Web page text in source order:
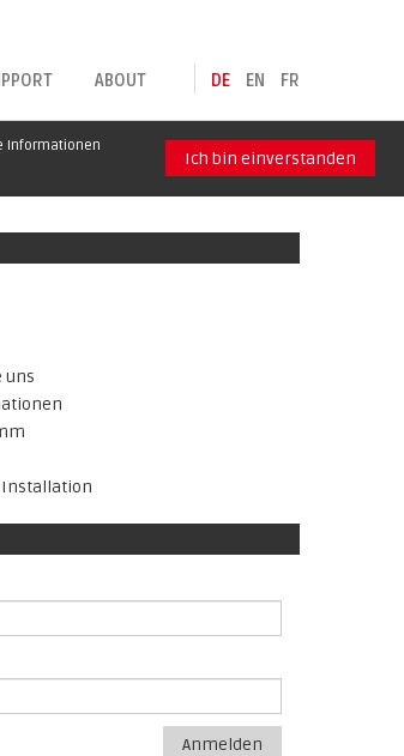
DE EN FR
ABOUT
Informationen
Ich bin einverstanden
uns
Anmelden